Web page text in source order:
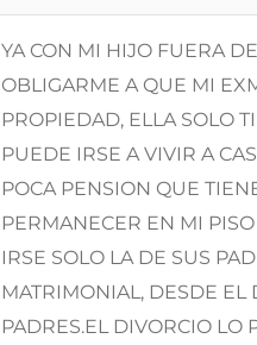
YA CON MI HIJO FUERA
OBLIGARME A QUE MI
PROPIEDAD, ELLA SOLO
PUEDE IRSE A VIVIR A
POCA PENSION QUE
PERMANECER EN MI
IRSE SOLO LA DE SUS
MATRIMONIAL, DESDE EL
PADRES.EL DIVORCIO LO